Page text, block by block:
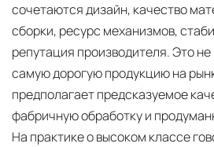
сочетаются дизайн, качество
сборки, ресурс механизмов,
репутация производителя. Это
самую дорогую продукцию на
предполагает предсказуемое
фабричную обработку и
На практике о высоком классе